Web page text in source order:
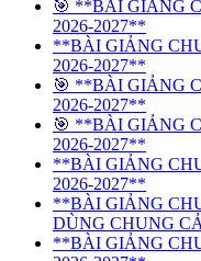
🎯 **BÀI GIẢNG
2026-2027**
**BÀI GIẢNG
2026-2027**
🎯 **BÀI GIẢNG
2026-2027**
🎯 **BÀI GIẢNG
2026-2027**
**BÀI GIẢNG
2026-2027**
**BÀI GIẢNG
DÙNG CHUNG
**BÀI GIẢNG